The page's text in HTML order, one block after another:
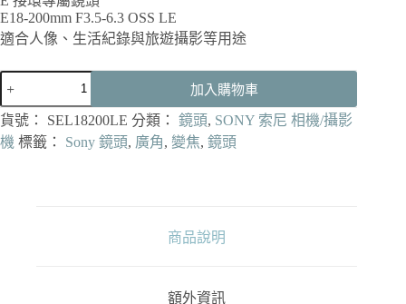
E18-200mm F3.5-6.3 OSS LE
適合人像、生活紀錄與旅遊攝影等用途
SONY
SEL18200LE
E
18-
200mm
F3.5-
加入購物車
貨號： SEL18200LE 分類： 鏡頭, SONY 索尼 相機/攝影
機 標籤： Sony 鏡頭, 廣角, 變焦, 鏡頭
商品說明
額外資訊